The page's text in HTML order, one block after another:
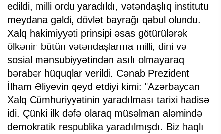
edildi, milli ordu yaradıldı, vətəndaşlıq institutu
meydana gəldi, dövlət bayrağı qəbul olundu.
Xalq hakimiyyəti prinsipi əsas götürülərək
ölkənin bütün vətəndaşlarına milli, dini və
sosial mənsubiyyətindən asılı olmayaraq
bərabər hüquqlar verildi. Cənab Prezident
İlham Əliyevin qeyd etdiyi kimi: "Azərbaycan
Xalq Cümhuriyyətinin yaradılması tarixi hadisə
idi. Çünki ilk dəfə olaraq müsəlman aləmində
demokratik respublika yaradılmışdı. Biz haqlı